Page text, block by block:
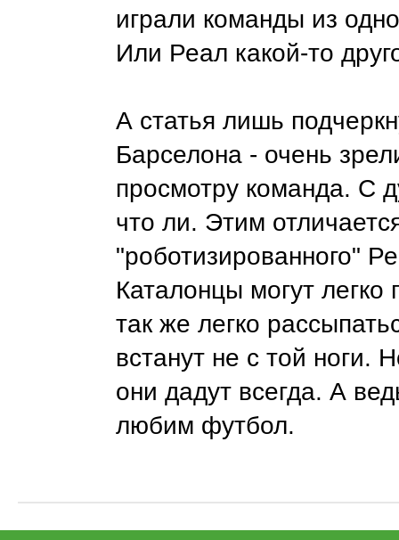
играли команды из
Или Реал какой-то
А статья лишь
Барселона - очень
просмотру команда. С
что ли. Этим
"роботизированного"
Каталонцы могут легко
так же легко
встанут не с той ноги.
они дадут всегда. А
любим футбол.